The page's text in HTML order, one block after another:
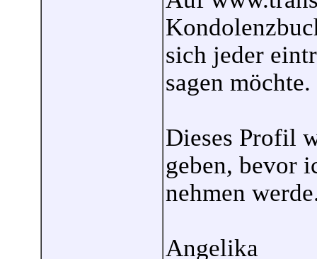
sich jeder
sagen möchte.
Dieses Profil
geben, bevor
nehmen
Angelika